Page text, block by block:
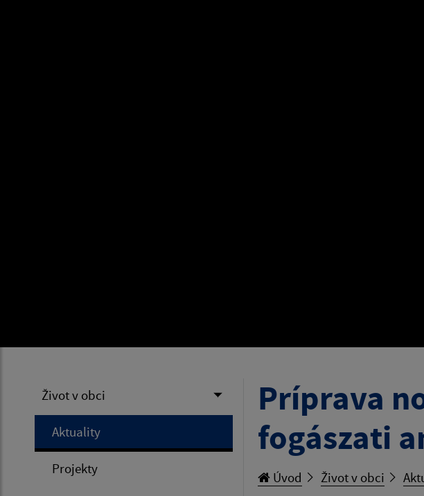
Život v obci
Aktuality
Projekty
Príprava
fogászati
Úvod Život v obci